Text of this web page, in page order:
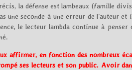
la défense est lambeaux (famille
une seconde à une erreur de l’auteur
le lecteur lambda continue à
affirmer, en fonction des nombreux
ses lecteurs et son public. Avoir